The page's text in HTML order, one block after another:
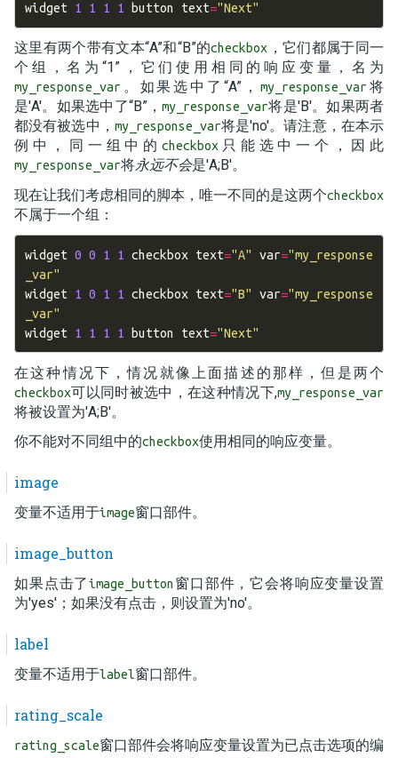
widget
1 1 1 1 button text="Next"
这里有两个带有文本“A”和“B”的checkbox ，它们都属于同一
个组，名为“1”，它们使用相同的响应变量，名为
my_response_var 。如果选中了“A”，my_response_var 将
是'A'。如果选中了“B”，my_response_var将是'B'。如果两者
都没有被选中， my_response_var将是'no'。请注意，在本示
例中，同一组中的 checkbox只能选中一个，因此
my_response_var将永远不会是'A;B'。
现在让我们考虑相同的脚本，唯一不同的是这两个checkbox
不属于一个组：
widget 0 0 1 1 checkbox text="A" var="my_response
_var"
widget
1 0 1 1 checkbox text="B" var="my_response
_var"
widget
1 1 1 1 button text="Next"
在这种情况下，情况就像上面描述的那样，但是两个
checkbox可以同时被选中，在这种情况下,my_response_var
将被设置为'A;B'。
你不能对不同组中的checkbox使用相同的响应变量。
image
变量不适用于image窗口部件。
image_button
如果点击了image_button 窗口部件，它会将响应变量设置
为'yes'；如果没有点击，则设置为'no'。
label
变量不适用于label窗口部件。
rating_scale
rating_scale窗口部件会将响应变量设置为已点击选项的编